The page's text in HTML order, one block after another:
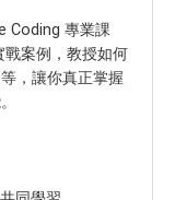
Coding 專業課
案例，教授如何
，讓你真正掌握